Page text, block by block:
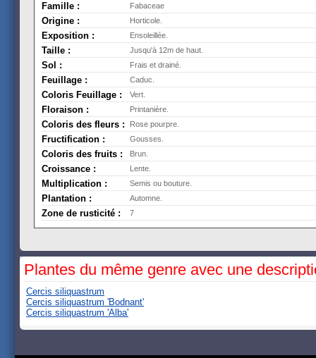
Famille : Fabaceae
Origine : Horticole.
Exposition : Ensoleillée.
Taille : Jusqu'à 12m de haut.
Sol : Frais et drainé.
Feuillage : Caduc.
Coloris Feuillage : Vert.
Floraison : Printanière.
Coloris des fleurs : Rose pourpre.
Fructification : Gousses.
Coloris des fruits : Brun.
Croissance : Lente.
Multiplication : Semis ou bouture.
Plantation : Automne.
Zone de rusticité : 7
Plantes du même genre avec une
Cercis siliquastrum
Cercis siliquastrum 'Bodnant'
Cercis siliquastrum 'Alba'